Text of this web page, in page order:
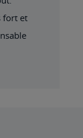
fort et